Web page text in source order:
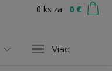
0 ks za 0 €
Viac